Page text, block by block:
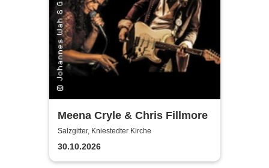
Meena Cryle & Chris Fillmore
Salzgitter, Kniestedter Kirche
30.10.2026